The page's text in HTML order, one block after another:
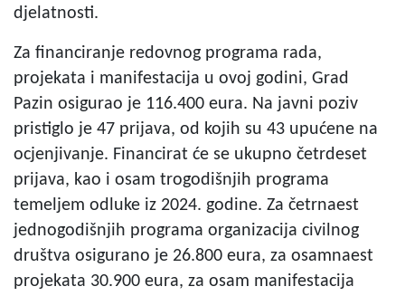
djelatnosti.
Za financiranje redovnog programa rada,
projekata i manifestacija u ovoj godini, Grad
Pazin osigurao je 116.400 eura. Na javni poziv
pristiglo je 47 prijava, od kojih su 43 upućene na
ocjenjivanje. Financirat će se ukupno četrdeset
prijava, kao i osam trogodišnjih programa
temeljem odluke iz 2024. godine. Za četrnaest
jednogodišnjih programa organizacija civilnog
društva osigurano je 26.800 eura, za osamnaest
projekata 30.900 eura, za osam manifestacija